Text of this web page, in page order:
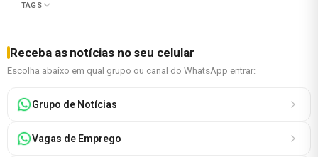
TAGS
Receba as notícias no seu celular
Escolha abaixo em qual grupo ou canal do WhatsApp entrar:
Grupo de Notícias
Vagas de Emprego